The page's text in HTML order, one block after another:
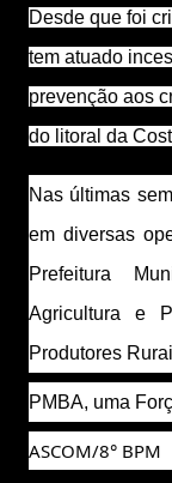
Desde que foi
tem atuado
prevenção aos
do litoral da
Nas últimas
em diversas
Prefeitura
Agricultura e
Produtores
PMBA, uma
ASCOM/8° BPM